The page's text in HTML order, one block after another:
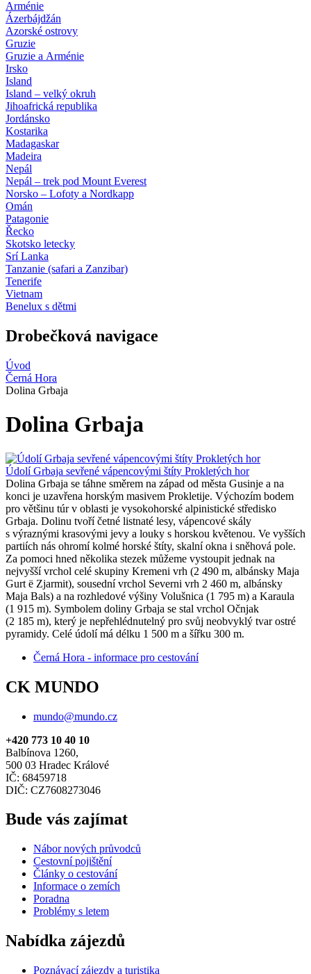
Arménie
Ázerbájdžán
Azorské ostrovy
Gruzie
Gruzie a Arménie
Irsko
Island
Island – velký okruh
Jihoafrická republika
Jordánsko
Kostarika
Madagaskar
Madeira
Nepál
Nepál – trek pod Mount Everest
Norsko – Lofoty a Nordkapp
Omán
Patagonie
Řecko
Skotsko letecky
Srí Lanka
Tanzanie (safari a Zanzibar)
Tenerife
Vietnam
Benelux s dětmi
Drobečková navigace
Úvod
Černá Hora
Dolina Grbaja
Dolina Grbaja
Údolí Grbaja sevřené vápencovými štíty Prokletých hor
Dolina Grbaja se táhne směrem na západ od města Gusinje a na
konci je uzavřena horským masivem Prokletije. Výchozím bodem
pro většinu túr v oblasti je vysokohorské alpinistické středisko
Grbaja. Dolinu tvoří četné listnaté lesy, vápencové skály
s výraznými krasovými jevy a louky s horskou květenou. Ve vyšších
partiích nás ohromí kolmé horské štíty, skalní okna i sněhová pole.
Za pomoci hned několika stezek můžeme vystoupit jednak na
nejvyšší vrchol celé skupiny Kremeni vrh (2 490 m, albánsky Maja
Gurt ë Zjarmit), sousední vrchol Severni vrh 2 460 m, albánsky
Maja Bals) a na rozhledové výšiny Volušnica (1 795 m) a Karaula
(1 915 m). Symbolem doliny Grbaja se stal vrchol Očnjak
(2 185 m), který je nepřehlédnutelný pro svůj neobvyklý tvar ostré
pyramidy. Celé údolí má délku 1 500 m a šířku 300 m.
Černá Hora - informace pro cestování
CK MUNDO
mundo@mundo.cz
+420 773 10 40 10
Balbínova 1260,
500 03 Hradec Králové
IČ: 68459718
DIČ: CZ7608273046
Bude vás zajímat
Nábor nových průvodců
Cestovní pojištění
Články o cestování
Informace o zemích
Poradna
Problémy s letem
Nabídka zájezdů
Poznávací zájezdy a turistika